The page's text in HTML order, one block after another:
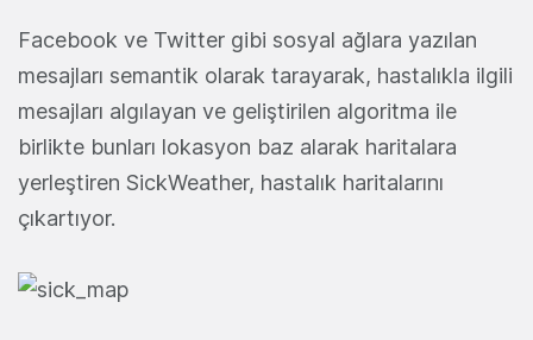
Facebook ve Twitter gibi sosyal ağlara yazılan
mesajları semantik olarak tarayarak, hastalıkla ilgili
mesajları algılayan ve geliştirilen algoritma ile
birlikte bunları lokasyon baz alarak haritalara
yerleştiren SickWeather, hastalık haritalarını
çıkartıyor.